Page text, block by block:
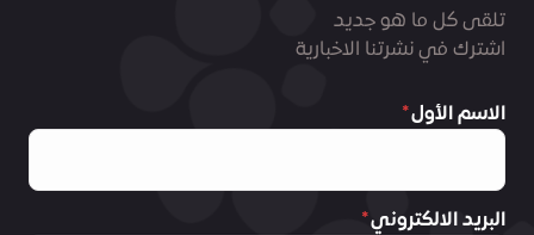
تلقى كل ما هو جديد
اشترك في نشرتنا الاخبارية
الاسم الأول
البريد الالكتروني